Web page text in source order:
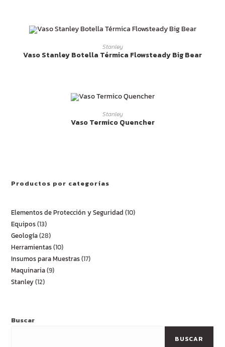
LEER MÁS
Stanley
Vaso Stanley Botella Térmica Flowsteady Big Bear
LEER MÁS
Stanley
Vaso Termico Quencher
Productos por categorías
Elementos de Protección y Seguridad 10
Equipos 13
Geología 28
Herramientas 10
Insumos para Muestras 17
Maquinaria 9
Stanley 12
Buscar
BUSCAR